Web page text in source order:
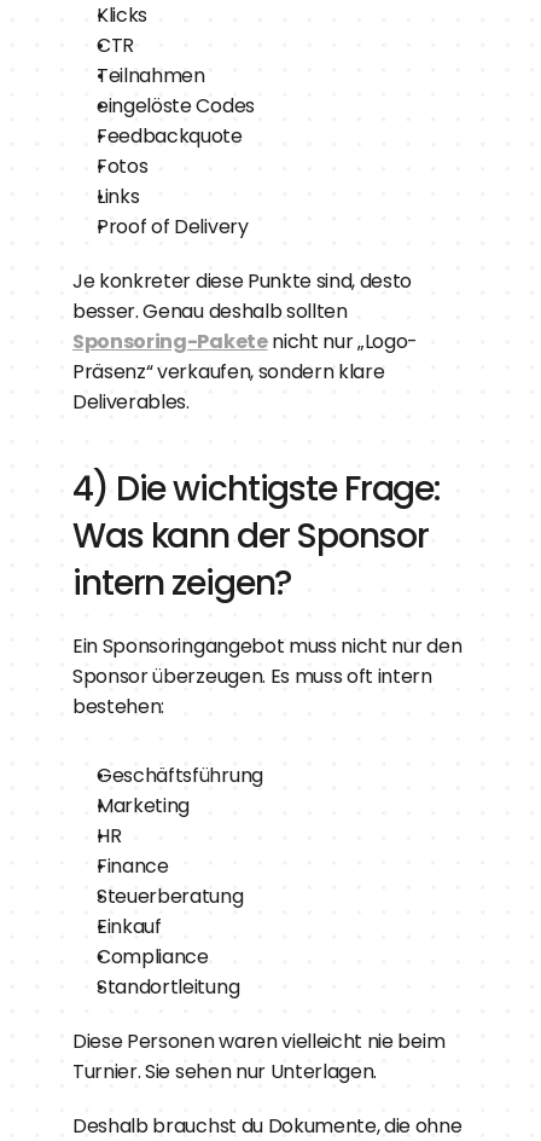
Klicks
CTR
Teilnahmen
eingelöste Codes
Feedbackquote
Fotos
Links
Proof of Delivery
Je konkreter diese Punkte sind, desto
besser. Genau deshalb sollten
Sponsoring-Pakete nicht nur „Logo-
Präsenz“ verkaufen, sondern klare
Deliverables.
4) Die wichtigste Frage:
Was kann der Sponsor
intern zeigen?
Ein Sponsoringangebot muss nicht nur den
Sponsor überzeugen. Es muss oft intern
bestehen:
Geschäftsführung
Marketing
HR
Finance
Steuerberatung
Einkauf
Compliance
Standortleitung
Diese Personen waren vielleicht nie beim
Turnier. Sie sehen nur Unterlagen.
Deshalb brauchst du Dokumente, die ohne